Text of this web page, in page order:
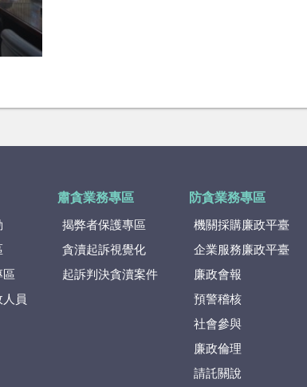
區
員
肅貪業務專區
揭弊者保護專區
貪瀆起訴視覺化
起訴判決貪瀆案件
防貪業務專區
機關採購廉政平臺
企業服務廉政平臺
廉政會報
預警稽核
社會參與
廉政倫理
請託關說